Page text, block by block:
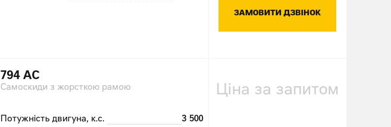
ЗАМОВИТИ ДЗВІНОК
794 AC
Самоскиди з жорсткою рамою
Потужність двигуна, к.с. 3 500
Ціна за запитом